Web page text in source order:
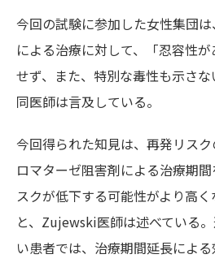
今回の試験に参加した女性集団
による治療に対して、「忍容性
せず、また、特別な毒性も示さな
同医師は言及している。
今回得られた知見は、再発リス
ロマターゼ阻害剤による治療期
スクが低下する可能性がより高
と、Zujewski医師は述べている
い患者では、治療期間延長によ